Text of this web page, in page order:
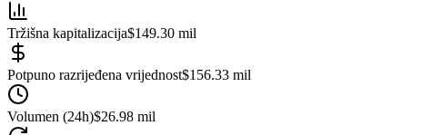
Tržišna kapitalizacija$149.30 mil
Potpuno razrijeđena vrijednost$156.33 mil
Volumen (24h)$26.98 mil